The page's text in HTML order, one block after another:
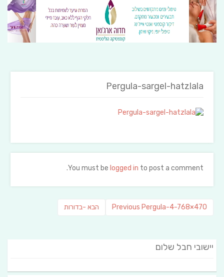
Pergula-sargel-hatzlala
You must be logged in to post a comment.
Previous
Previous Pergula-4-768×470 הבא פוסט
-בדורות
יישובי חבל שלום